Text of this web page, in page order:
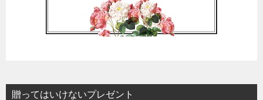
贈ってはいけないプレゼント